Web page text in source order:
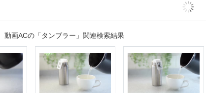
動画ACの「タンブラー」関連検索結果